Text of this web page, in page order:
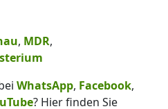
, MDR,
WhatsApp, Facebook,
? Hier finden Sie